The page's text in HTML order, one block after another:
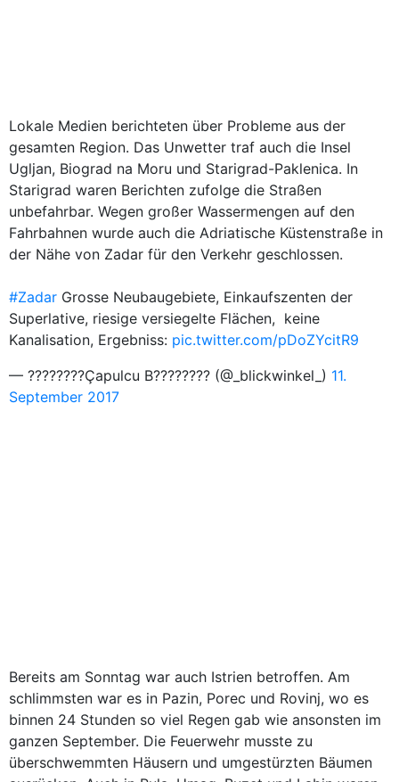
Lokale Medien berichteten über Probleme aus der
gesamten Region. Das Unwetter traf auch die Insel
Ugljan, Biograd na Moru und Starigrad-Paklenica. In
Starigrad waren Berichten zufolge die Straßen
unbefahrbar. Wegen großer Wassermengen auf den
Fahrbahnen wurde auch die Adriatische Küstenstraße in
der Nähe von Zadar für den Verkehr geschlossen.
#Zadar Grosse Neubaugebiete, Einkaufszenten der
Superlative, riesige versiegelte Flächen, keine
Kanalisation, Ergebniss: pic.twitter.com/pDoZYcitR9
— ????????Çapulcu B???????? (@_blickwinkel_) 11.
September 2017
Bereits am Sonntag war auch Istrien betroffen. Am
schlimmsten war es in Pazin, Porec und Rovinj, wo es
binnen 24 Stunden so viel Regen gab wie ansonsten im
ganzen September. Die Feuerwehr musste zu
überschwemmten Häusern und umgestürzten Bäumen